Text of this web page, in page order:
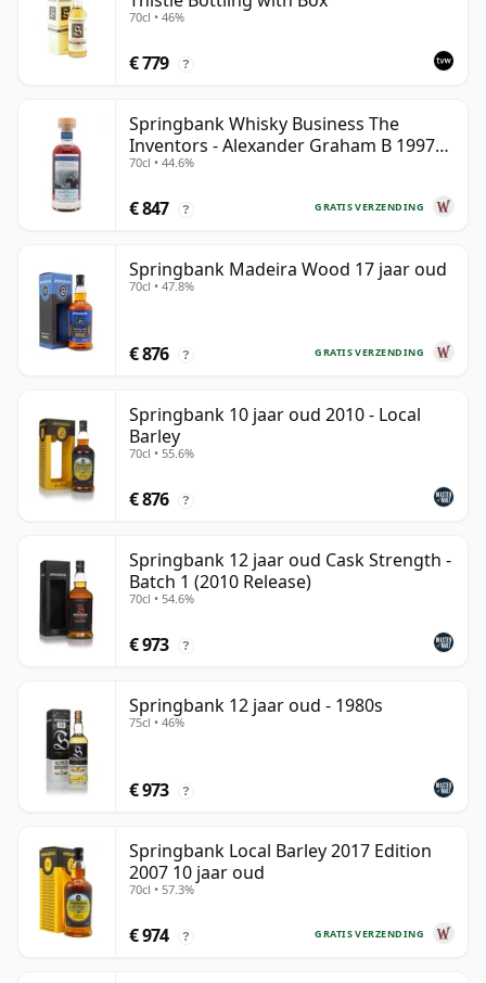
70cl • 46%
€ 779 ?
Springbank Whisky Business The
Inventors - Alexander Graham B 1997
28 jaar oud
70cl • 44.6%
GRATIS VERZENDING
€ 847 ?
Springbank Madeira Wood 17 jaar oud
70cl • 47.8%
GRATIS VERZENDING
€ 876 ?
Springbank 10 jaar oud 2010 - Local
Barley
70cl • 55.6%
€ 876 ?
Springbank 12 jaar oud Cask Strength -
Batch 1 (2010 Release)
70cl • 54.6%
€ 973 ?
Springbank 12 jaar oud - 1980s
75cl • 46%
€ 973 ?
Springbank Local Barley 2017 Edition
2007 10 jaar oud
70cl • 57.3%
GRATIS VERZENDING
€ 974 ?